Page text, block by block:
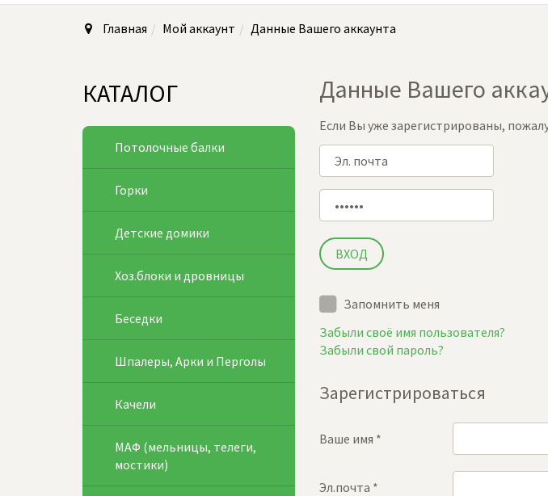
Главная Мой аккаунт Данные Вашего аккаунта
Данные Вашего
Если Вы уже зарегистрированы,
Запомнить меня
Забыли своё имя пользователя?
Забыли свой пароль?
Зарегистрироваться
Ваше имя *
Эл.почта *
КАТАЛОГ
Потолочные балки
Горки
Детские домики
Хоз.блоки и дровницы
Беседки
Шпалеры, Арки и Перголы
Качели
МАФ (мельницы, телеги,
мостики)